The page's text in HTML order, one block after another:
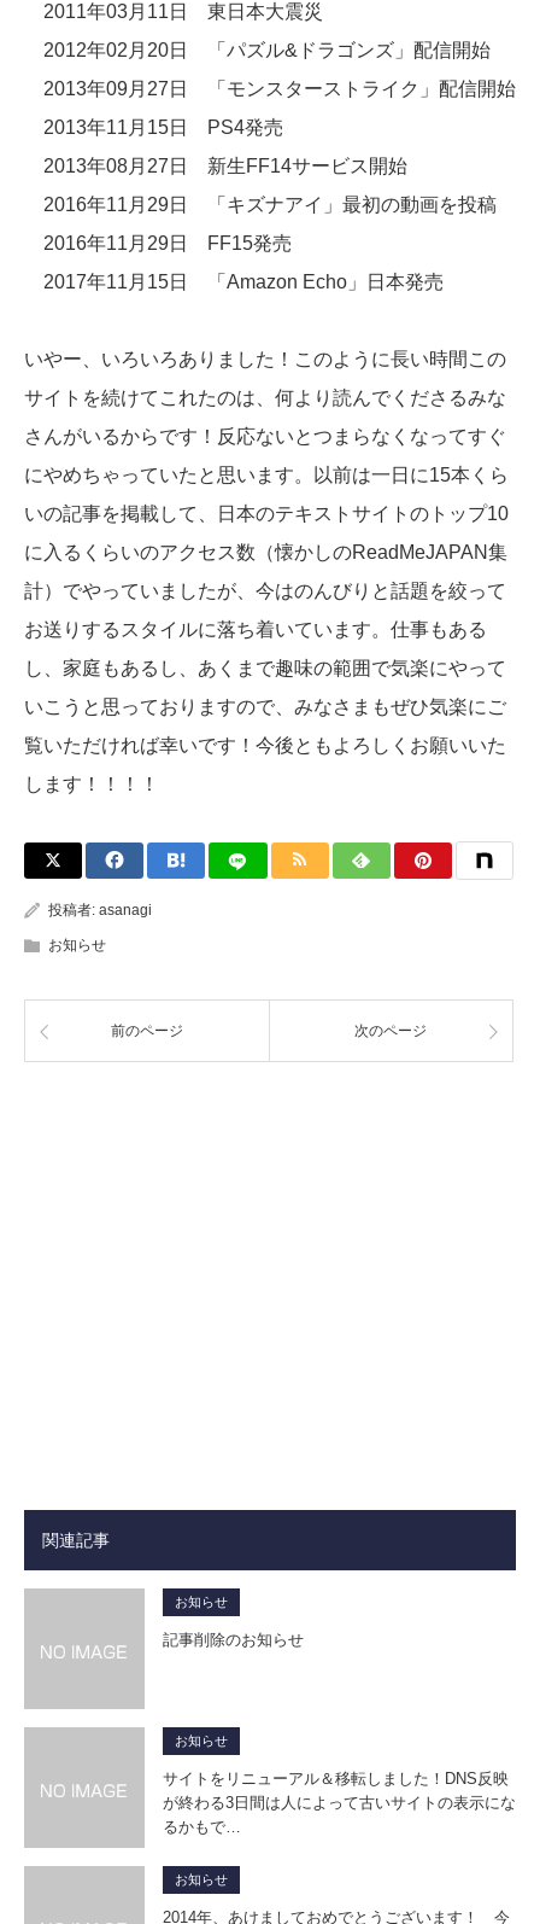
2011年03月11日 東日本大震災
2012年02月20日 「パズル&ドラゴンズ」配信開始
2013年09月27日 「モンスターストライク」配信開始
2013年11月15日 PS4発売
2013年08月27日 新生FF14サービス開始
2016年11月29日 「キズナアイ」最初の動画を投稿
2016年11月29日 FF15発売
2017年11月15日 「Amazon Echo」日本発売
いやー、いろいろありました！このように長い時間この
サイトを続けてこれたのは、何より読んでくださるみな
さんがいるからです！反応ないとつまらなくなってすぐ
にやめちゃっていたと思います。以前は一日に15本くら
いの記事を掲載して、日本のテキストサイトのトップ10
に入るくらいのアクセス数（懐かしのReadMeJAPAN集
計）でやっていましたが、今はのんびりと話題を絞って
お送りするスタイルに落ち着いています。仕事もある
し、家庭もあるし、あくまで趣味の範囲で気楽にやって
いこうと思っておりますので、みなさまもぜひ気楽にご
覧いただければ幸いです！今後ともよろしくお願いいた
します！！！！
投稿者: asanagi
お知らせ
前のページ 次のページ
関連記事
お知らせ
記事削除のお知らせ
お知らせ
サイトをリニューアル＆移転しました！DNS反映
が終わる3日間は人によって古いサイトの表示にな
るかもで…
お知らせ
2014年、あけましておめでとうございます！ 今